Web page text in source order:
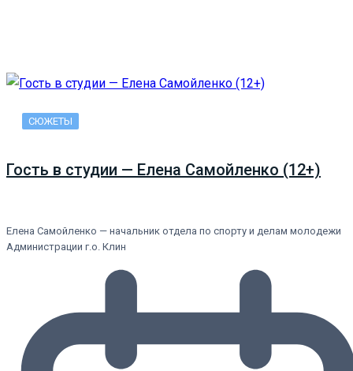
СЮЖЕТЫ
Гость в студии — Елена Самойленко (12+)
Елена Самойленко — начальник отдела по спорту и делам молодежи
Администрации г.о. Клин